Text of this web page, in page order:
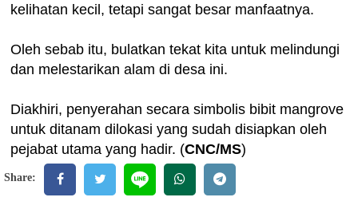
kelihatan kecil, tetapi sangat besar manfaatnya.
Oleh sebab itu, bulatkan tekat kita untuk melindungi
dan melestarikan alam di desa ini.
Diakhiri, penyerahan secara simbolis bibit mangrove
untuk ditanam dilokasi yang sudah disiapkan oleh
pejabat utama yang hadir. (CNC/MS)
Share: